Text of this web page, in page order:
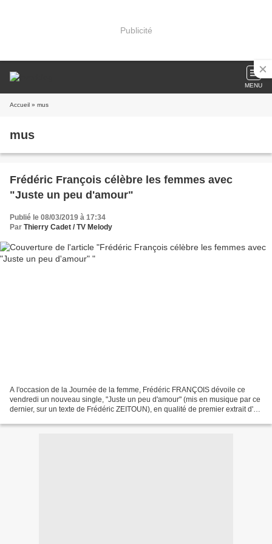
Publicité
MENU
Accueil » mus
mus
Frédéric François célèbre les femmes avec
"Juste un peu d'amour"
Publié le 08/03/2019 à 17:34
Par Thierry Cadet / TV Melody
A l'occasion de la Journée de la femme, Frédéric FRANÇOIS dévoile ce
vendredi un nouveau single, "Juste un peu d'amour" (mis en musique par ce
dernier, sur un texte de Frédéric ZEITOUN), en qualité de premier extrait d'un